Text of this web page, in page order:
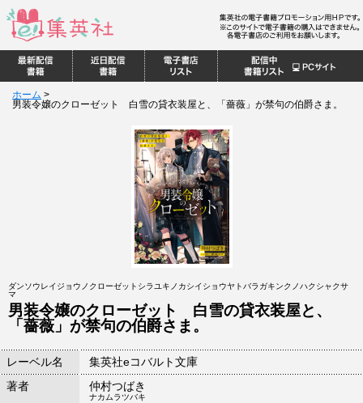
ホーム >
男装令嬢のクローゼット 白雪の貸衣装屋と、「薔薇」が禁句の伯爵さま。
ダンソウレイジョウノクローゼットシラユキノカシイショウヤトバラガキンクノハクシャクサ
マ
男装令嬢のクローゼット 白雪の貸衣装屋と、
「薔薇」が禁句の伯爵さま。
レーベル名
集英社eコバルト文庫
著者
仲村つばき
ナカムラツバキ